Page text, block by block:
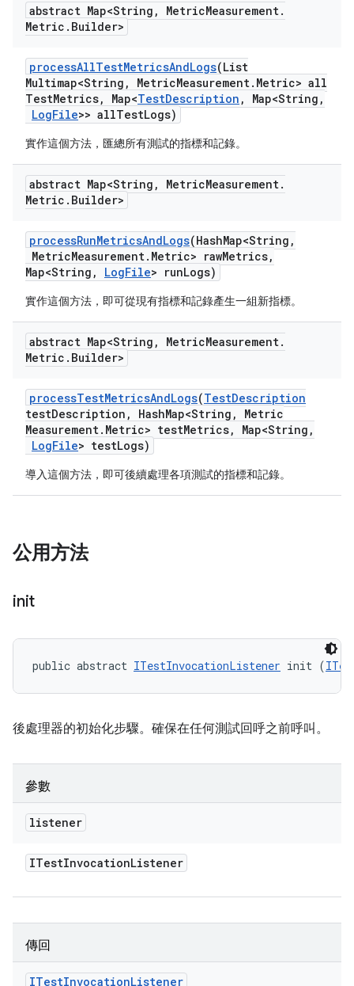
abstract Map<String , MetricMeasurement.
Metric . Builder>
processAllTestMetricsAndLogs(List
Multimap<String , MetricMeasurement. Metric> all
TestMetrics, Map<TestDescription , Map<String ,
LogFile>> allTestLogs)
實作這個方法，匯總所有測試的指標和記錄。
abstract Map<String , MetricMeasurement.
Metric . Builder>
processRunMetricsAndLogs(HashMap<String ,
MetricMeasurement. Metric> rawMetrics,
Map<String , LogFile> runLogs)
實作這個方法，即可從現有指標和記錄產生一組新指標。
abstract Map<String , MetricMeasurement.
Metric . Builder>
processTestMetricsAndLogs(TestDescription
testDescription , HashMap<String ,
Metric
Measurement. Metric> testMetrics, Map<String ,
LogFile> testLogs)
導入這個方法，即可後續處理各項測試的指標和記錄。
公用方法
init
public abstract ITestInvocationListener init (
後處理器的初始化步驟。確保在任何測試回呼之前呼叫。
參數
listener
ITestInvocationListener
傳回
ITestInvocationListener